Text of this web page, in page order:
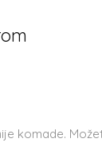
komade.